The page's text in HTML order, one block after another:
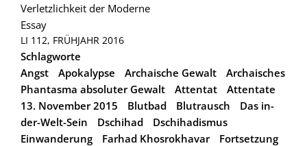
Verletzlichkeit der Moderne
Essay
LI 112, FRÜHJAHR 2016
Schlagworte
Angst
Apokalypse Archaische Gewalt
Archaisches
Phantasma absoluter Gewalt
Attentat
Attentate
13. November 2015
Blutbad Blutrausch
Das in-
der-Welt-Sein
Dschihad
Dschihadismus
Einwanderung
Farhad Khosrokhavar
Fortsetzung